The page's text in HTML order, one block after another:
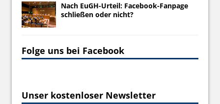
Nach EuGH-Urteil: Facebook-Fanpage
schließen oder nicht?
Folge uns bei Facebook
Unser kostenloser Newsletter